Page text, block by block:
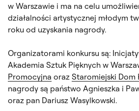
w Warszawie i ma na celu
działalności artystycznej młodym
roku od uzyskania nagrody.
Organizatorami konkursu są:
Akademia Sztuk Pięknych w
Promocyjna oraz Staromiejski Dom
nagrody są państwo Agnieszka i
oraz pan Dariusz Wasylkowski.